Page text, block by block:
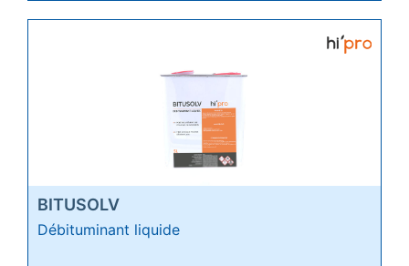
BITUSOLV
Débituminant liquide